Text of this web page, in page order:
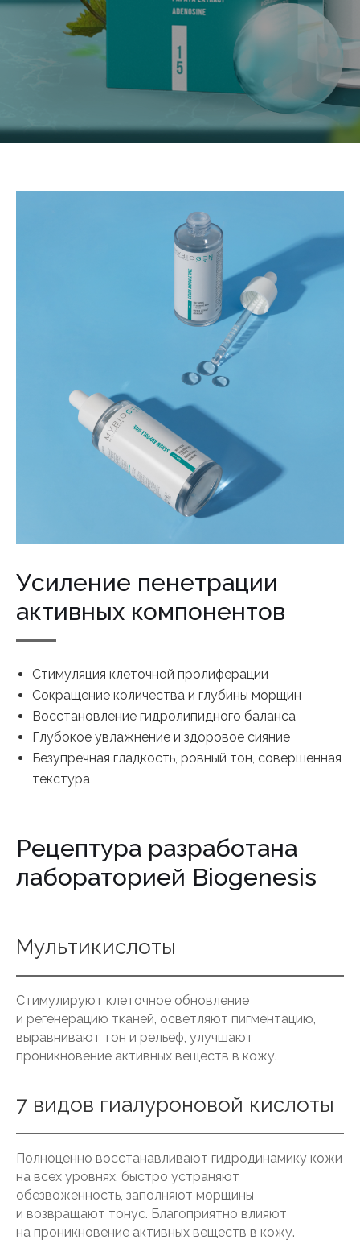
Усиление пенетрации
активных компонентов
Стимуляция клеточной пролиферации
Сокращение количества и глубины морщин
Восстановление гидролипидного баланса
Глубокое увлажнение и здоровое сияние
Безупречная гладкость, ровный тон, совершенная
текстура
Рецептура разработана
лабораторией Biogenesis
Мультикислоты
Стимулируют клеточное обновление
и регенерацию тканей, осветляют пигментацию,
выравнивают тон и рельеф, улучшают
проникновение активных веществ в кожу.
7 видов гиалуроновой кислоты
Полноценно восстанавливают гидродинамику кожи
на всех уровнях, быстро устраняют
обезвоженность, заполняют морщины
и возвращают тонус. Благоприятно влияют
на проникновение активных веществ в кожу.